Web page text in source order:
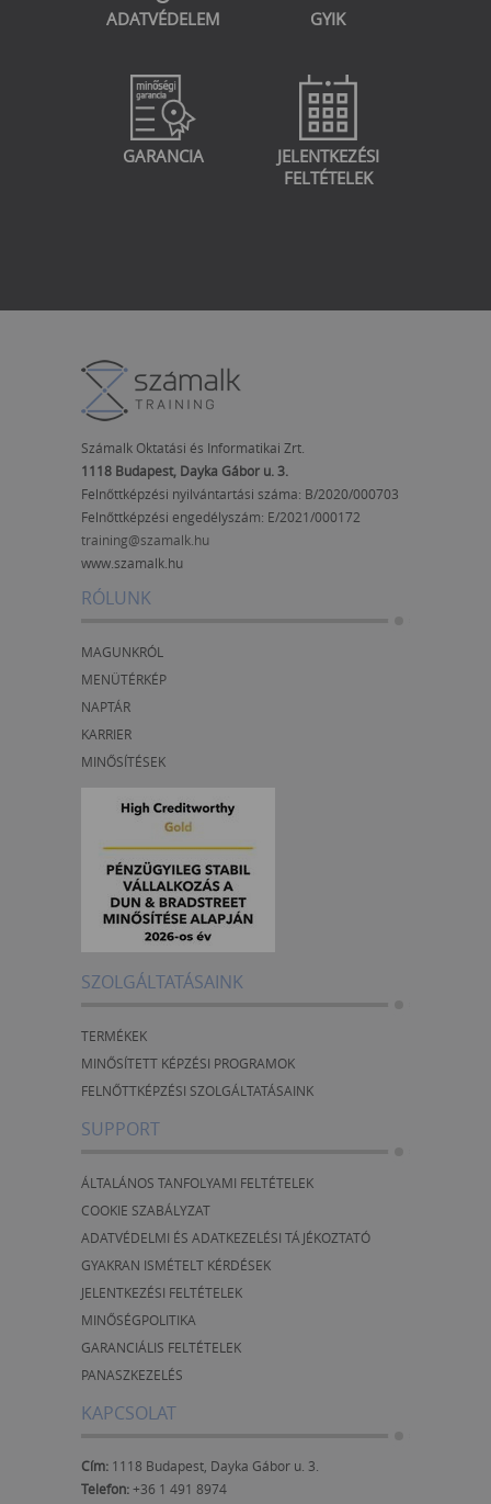
ADATVÉDELEM GYIK
GARANCIA
JELENTKEZÉSI
FELTÉTELEK
Számalk Oktatási és Informatikai Zrt.
1118 Budapest, Dayka Gábor u. 3.
Felnőttképzési nyilvántartási száma: B/2020/000703
Felnőttképzési engedélyszám: E/2021/000172
training@szamalk.hu
www.szamalk.hu
RÓLUNK
MAGUNKRÓL
MENÜTÉRKÉP
NAPTÁR
KARRIER
MINŐSÍTÉSEK
SZOLGÁLTATÁSAINK
TERMÉKEK
MINŐSÍTETT KÉPZÉSI PROGRAMOK
FELNŐTTKÉPZÉSI SZOLGÁLTATÁSAINK
SUPPORT
ÁLTALÁNOS TANFOLYAMI FELTÉTELEK
COOKIE SZABÁLYZAT
ADATVÉDELMI ÉS ADATKEZELÉSI TÁJÉKOZTATÓ
GYAKRAN ISMÉTELT KÉRDÉSEK
JELENTKEZÉSI FELTÉTELEK
MINŐSÉGPOLITIKA
GARANCIÁLIS FELTÉTELEK
PANASZKEZELÉS
KAPCSOLAT
Cím: 1118 Budapest, Dayka Gábor u. 3.
Telefon:+36 1 491 8974